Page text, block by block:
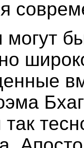
так